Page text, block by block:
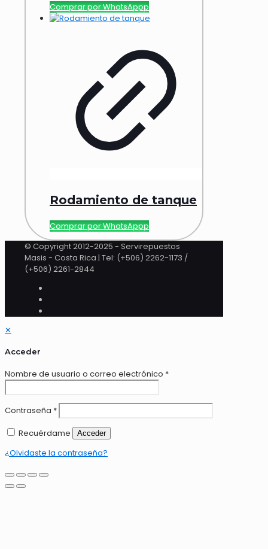
Comprar por WhatsAppp
Rodamiento de tanque
Comprar por WhatsAppp
© Copyright 2012-2025 - Servirepuestos
Masis - Costa Rica | Tel: (+506) 2262-1173 /
(+506) 2261-2844
✕
Acceder
Nombre de usuario o correo electrónico *
Contraseña *
Recuérdame
Acceder
¿Olvidaste la contraseña?